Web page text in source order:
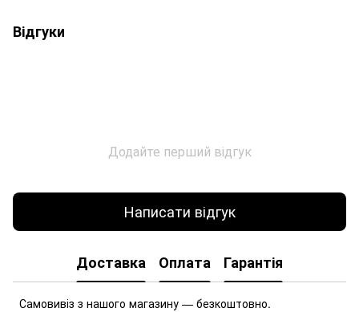
Відгуки
Додайте перший відгук
Написати відгук
Доставка Оплата Гарантія
Самовивіз з нашого магазину — безкоштовно.